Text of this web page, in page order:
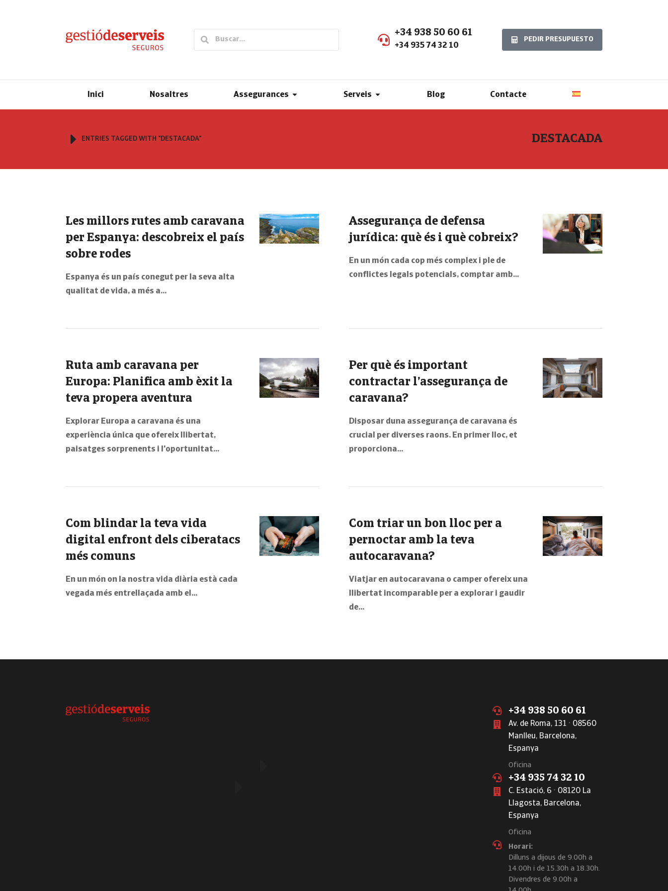
+34 938 50 60 61
+34 935 74 32 10
PEDIR PRESUPUESTO
Inici Nosaltres Assegurances Serveis Blog Contacte
You are here:
ENTRIES TAGGED WITH "DESTACADA" DESTACADA
Les millors rutes amb caravana
per Espanya: descobreix el país
sobre rodes
Espanya és un país conegut per la seva alta
qualitat de vida, a més a…
Assegurança de defensa
jurídica: què és i què cobreix?
En un món cada cop més complex i ple de
conflictes legals potencials, comptar amb…
Ruta amb caravana per
Europa: Planifica amb èxit la
teva propera aventura
Explorar Europa a caravana és una
experiència única que ofereix llibertat,
paisatges sorprenents i l'oportunitat…
Per què és important
contractar l’assegurança de
caravana?
Disposar duna assegurança de caravana és
crucial per diverses raons. En primer lloc, et
proporciona…
Com blindar la teva vida
digital enfront dels ciberatacs
més comuns
En un món on la nostra vida diària està cada
vegada més entrellaçada amb el…
Com triar un bon lloc per a
pernoctar amb la teva
autocaravana?
Viatjar en autocaravana o camper ofereix una
llibertat incomparable per a explorar i gaudir
de…
+34 938 50 60 61
Av. de Roma, 131 · 08560
Manlleu, Barcelona,
Espanya
Oficina
+34 935 74 32 10
C. Estació, 6 · 08120 La
Llagosta, Barcelona,
Espanya
Oficina
Horari:
Dilluns a dijous de 9.00h a
14.00h i de 15.30h a 18.30h.
Divendres de 9.00h a